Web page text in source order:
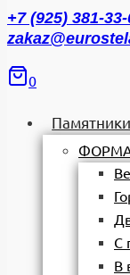
+7 (925) 381-
0
Памятники
С
В